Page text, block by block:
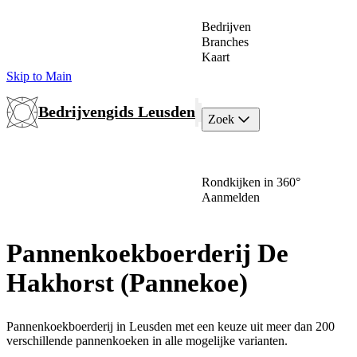
Skip to Main
Bedrijvengids Leusden
Bedrijven
Branches
Kaart
Zoek
Rondkijken in 360°
Aanmelden
Pannenkoekboerderij De
Hakhorst (Pannekoe)
Pannenkoekboerderij in Leusden met een keuze uit meer dan 200
verschillende pannenkoeken in alle mogelijke varianten.